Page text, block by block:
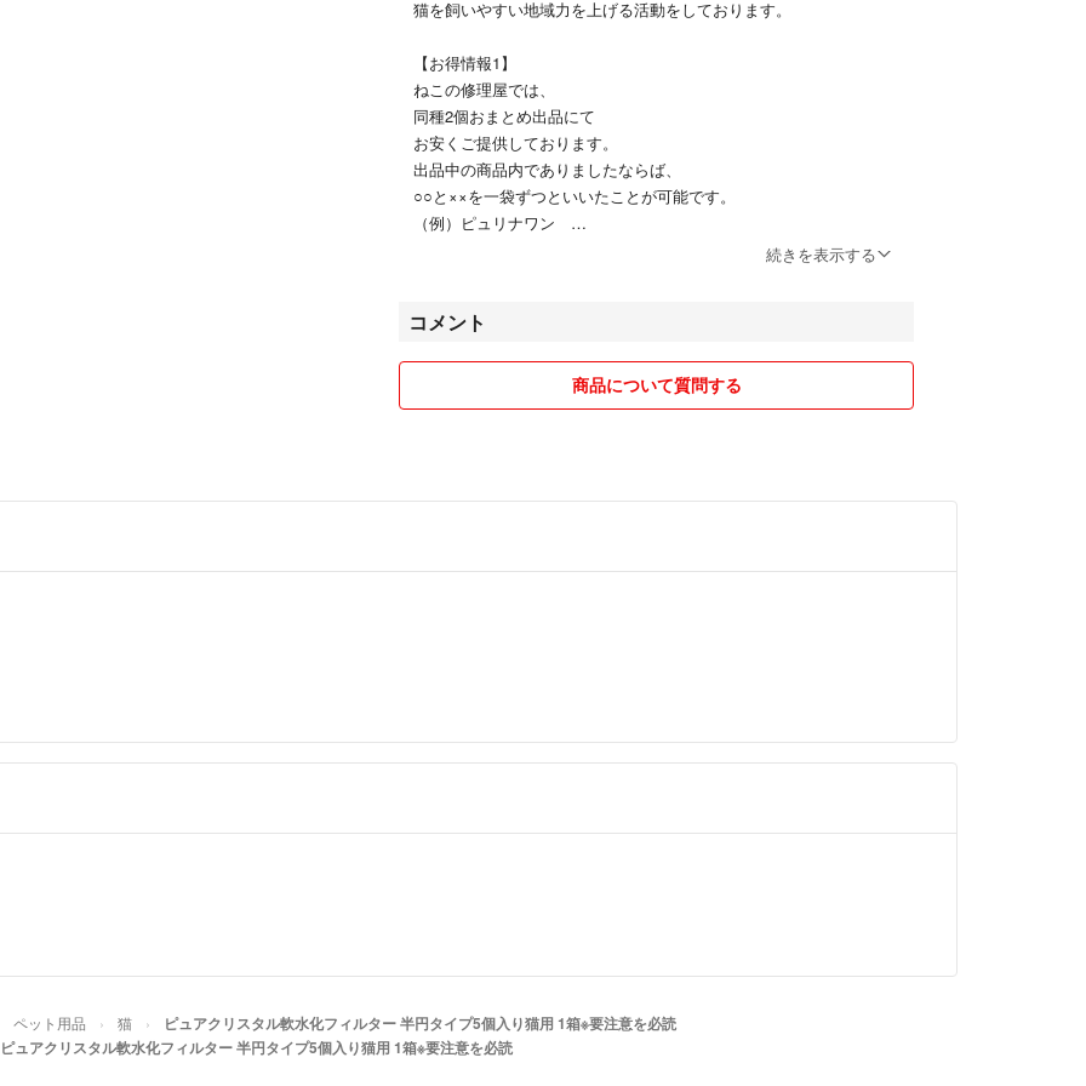
猫を飼いやすい地域力を上げる活動をしております。
【お得情報1】
ねこの修理屋では、
同種2個おまとめ出品にて
お安くご提供しております。
出品中の商品内でありましたならば、
○○と××を一袋ずつといいたことが可能です。
（例）ピュリナワン
避妊去勢後～チキン 1.8ｋｇ
が可能です。
価格は2種の商品タグの
（稀に荷物サイズが
注文時にコメントにご希望を添えていただければ
続きを表示する
コメント
商品について質問する
ペット用品 猫 ピュアクリスタル軟水化フィルター 半円タイプ5個入り猫用 1箱※要注意を必読
ピュアクリスタル軟水化フィルター 半円タイプ5個入り猫用 1箱※要注意を必読